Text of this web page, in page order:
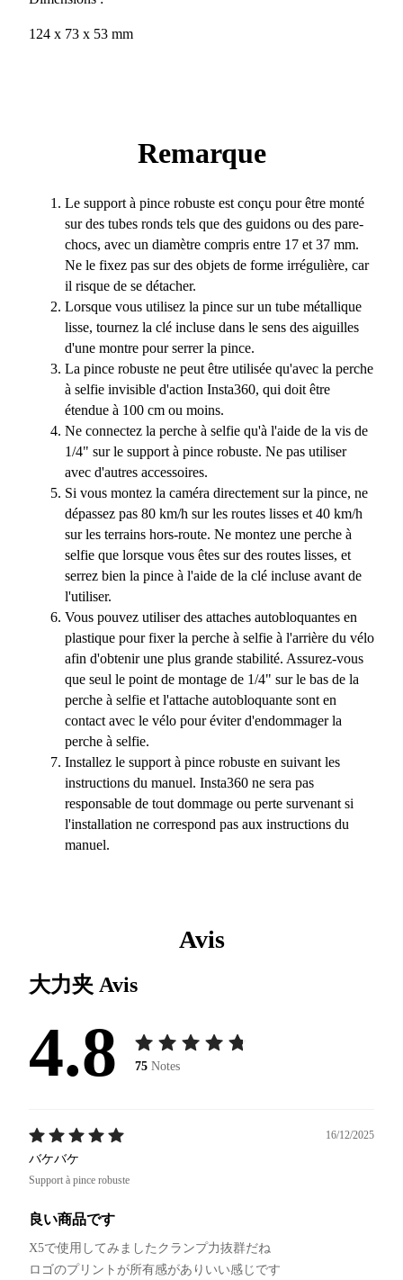
124 x 73 x 53 mm
Remarque
Le support à pince robuste est conçu pour être monté
sur des tubes ronds tels que des guidons ou des pare-
chocs, avec un diamètre compris entre 17 et 37 mm.
Ne le fixez pas sur des objets de forme irrégulière, car
il risque de se détacher.
Lorsque vous utilisez la pince sur un tube métallique
lisse, tournez la clé incluse dans le sens des aiguilles
d'une montre pour serrer la pince.
La pince robuste ne peut être utilisée qu'avec la perche
à selfie invisible d'action Insta360, qui doit être
étendue à 100 cm ou moins.
Ne connectez la perche à selfie qu'à l'aide de la vis de
1/4" sur le support à pince robuste. Ne pas utiliser
avec d'autres accessoires.
Si vous montez la caméra directement sur la pince, ne
dépassez pas 80 km/h sur les routes lisses et 40 km/h
sur les terrains hors-route. Ne montez une perche à
selfie que lorsque vous êtes sur des routes lisses, et
serrez bien la pince à l'aide de la clé incluse avant de
l'utiliser.
Vous pouvez utiliser des attaches autobloquantes en
plastique pour fixer la perche à selfie à l'arrière du vélo
afin d'obtenir une plus grande stabilité. Assurez-vous
que seul le point de montage de 1/4" sur le bas de la
perche à selfie et l'attache autobloquante sont en
contact avec le vélo pour éviter d'endommager la
perche à selfie.
Installez le support à pince robuste en suivant les
instructions du manuel. Insta360 ne sera pas
responsable de tout dommage ou perte survenant si
l'installation ne correspond pas aux instructions du
manuel.
Avis
大力夹 Avis
4.8 75 Notes
16/12/2025
バケバケ
Support à pince robuste
良い商品です
X5で使用してみましたクランプ力抜群だね